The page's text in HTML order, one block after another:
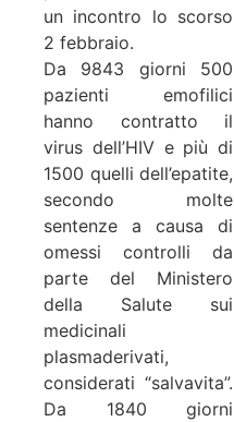
un incontro lo scorso
2 febbraio.
Da 9843 giorni 500
pazienti emofilici
hanno contratto il
virus dell’HIV e più di
1500 quelli dell’epatite,
secondo molte
sentenze a causa di
omessi controlli da
parte del Ministero
della Salute sui
medicinali
plasmaderivati,
considerati “salvavita”.
Da 1840 giorni